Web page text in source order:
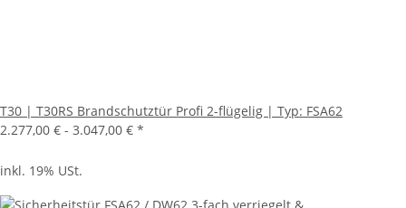
T30 | T30RS Brandschutztür Profi 2-flügelig | Typ: FSA62
2.277,00 € - 3.047,00 € *
inkl. 19% USt.